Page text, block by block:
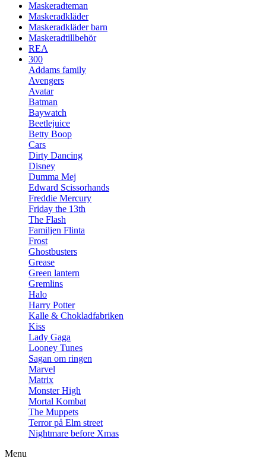
Maskeradteman
Maskeradkläder
Maskeradkläder barn
Maskeradtillbehör
REA
300
Addams family
Avengers
Avatar
Batman
Baywatch
Beetlejuice
Betty Boop
Cars
Dirty Dancing
Disney
Dumma Mej
Edward Scissorhands
Freddie Mercury
Friday the 13th
The Flash
Familjen Flinta
Frost
Ghostbusters
Grease
Green lantern
Gremlins
Halo
Harry Potter
Kalle & Chokladfabriken
Kiss
Lady Gaga
Looney Tunes
Sagan om ringen
Marvel
Matrix
Monster High
Mortal Kombat
The Muppets
Terror på Elm street
Nightmare before Xmas
Menu